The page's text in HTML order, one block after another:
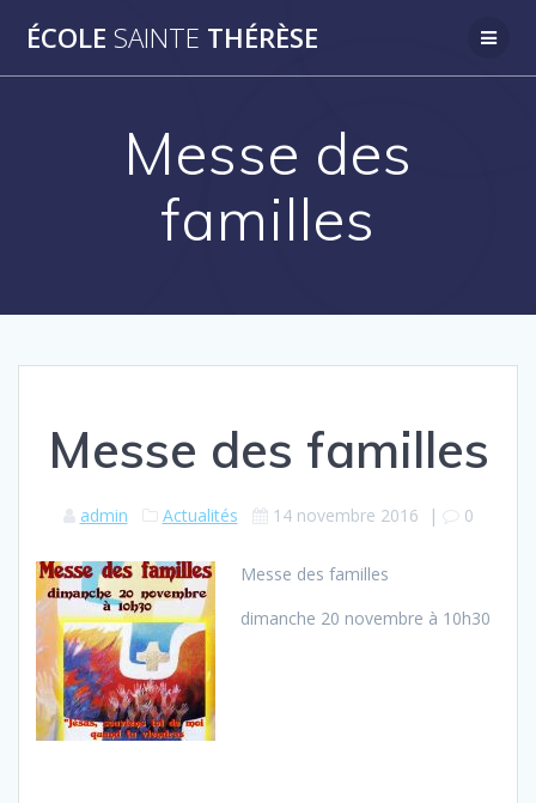
au
ÉCOLE SAINTE THÉRÈSE
Messe des
familles
Messe des familles
admin Actualités 14 novembre 2016 | 0
Messe des familles
dimanche 20 novembre à 10h30